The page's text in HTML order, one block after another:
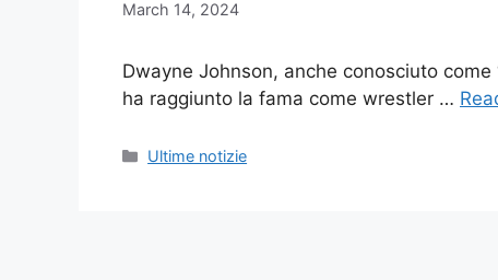
March 14, 2024
Dwayne Johnson, anche conosciuto
ha raggiunto la fama come wrestler …
Categories
Ultime notizie